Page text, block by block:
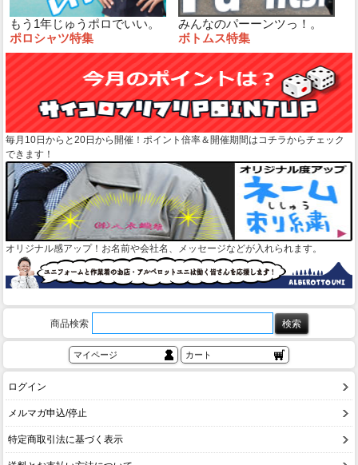
もう1年じゅうポロでいい。
ポロシャツ特集
みんなのパーーンツっ！。
ボトムス特集
毎月10日からと20日から開催！ポイント倍率＆開催期間はコチラからチェック
できます！
オリジナル感アップ！お名前や会社名、メッセージなどが入れられます。
商品検索
マイページ カート
ログイン
メルマガ申込/停止
特定商取引法に基づく表示